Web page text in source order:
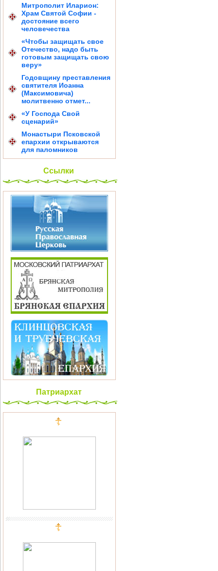
Митрополит Иларион:
Храм Святой Софии -
достояние всего
человечества
«Чтобы защищать свое
Отечество, надо быть
готовым защищать свою
веру»
Годовщину преставления
святителя Иоанна
(Максимовича)
молитвенно отмет...
«У Господа Свой
сценарий»
Монастыри Псковской
епархии открываются
для паломников
Ссылки
Патриархат